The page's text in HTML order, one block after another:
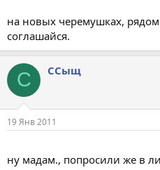
на новых черемушках, рядом
соглашайся.
С ССыщ
19 Янв 2011
ну мадам., попросили же в